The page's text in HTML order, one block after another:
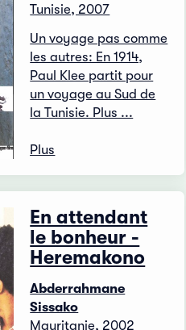
Tunisie, 2007
Un voyage pas comme
les autres: En 1914,
Paul Klee partit pour
un voyage au Sud de
la Tunisie. Plus ...
Plus
En attendant
le bonheur -
Heremakono
Abderrahmane
Sissako
Mauritanie, 2002